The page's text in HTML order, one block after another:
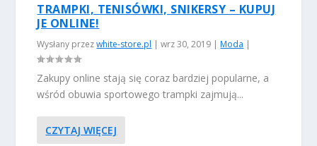
TRAMPKI, TENISÓWKI, SNIKERSY – KUPUJ
JE ONLINE!
Wysłany przezwhite-store.pl |wrz 30, 2019 |Moda |
Zakupy online stają się coraz bardziej popularne, a
wśród obuwia sportowego trampki zajmują...
CZYTAJ WIĘCEJ